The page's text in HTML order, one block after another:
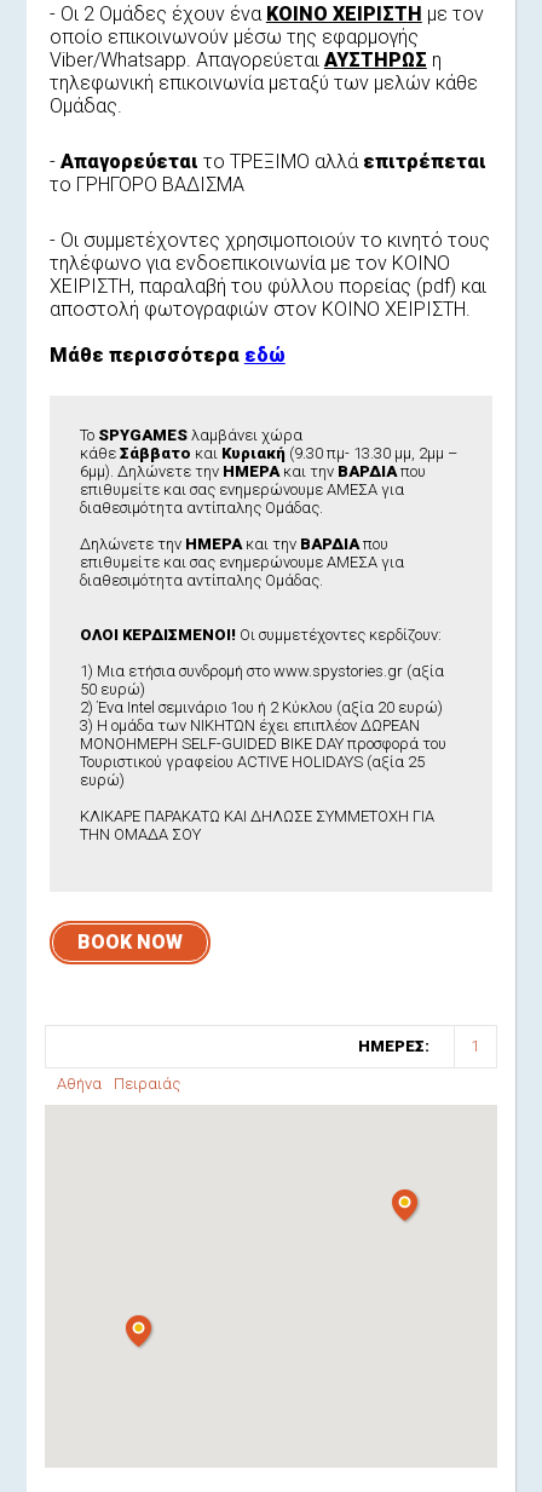
- Οι 2 Ομάδες έχουν ένα ΚΟΙΝΟ ΧΕΙΡΙΣΤΗ με τον
οποίο επικοινωνούν μέσω της εφαρμογής
Viber/Whatsapp. Aπαγορεύεται ΑΥΣΤΗΡΩΣ η
τηλεφωνική επικοινωνία μεταξύ των μελών κάθε
Ομάδας.
- Απαγορεύεται το ΤΡΕΞΙΜΟ αλλά επιτρέπεται
το ΓΡΗΓΟΡΟ ΒΑΔΙΣΜΑ
- Οι συμμετέχοντες χρησιμοποιούν το κινητό τους
τηλέφωνο για ενδοεπικοινωνία με τον ΚΟΙΝO
ΧΕΙΡΙΣΤΗ, παραλαβή του φύλλου πορείας (pdf) και
αποστολή φωτογραφιών στον ΚΟΙΝΟ ΧΕΙΡΙΣΤΗ.
Μάθε περισσότερα εδώ
Το SPYGAMESλαμβάνει χώρα
κάθε Σάββατο και Κυριακή(9.30 πμ- 13.30 μμ, 2μμ –
6μμ). Δηλώνετε την ΗΜΕΡΑκαι την ΒΑΡΔΙΑπου
επιθυμείτε και σας ενημερώνουμε ΑΜΕΣΑ για
διαθεσιμότητα αντίπαλης Ομάδας.
Δηλώνετε την ΗΜΕΡΑκαι την ΒΑΡΔΙΑπου
επιθυμείτε και σας ενημερώνουμε ΑΜΕΣΑ για
διαθεσιμότητα αντίπαλης Ομάδας.
ΟΛΟΙ ΚΕΡΔΙΣΜΕΝΟΙ!Οι συμμετέχοντες κερδίζουν:
1) Μια ετήσια συνδρομή στο www.spystories.gr (αξία
50 ευρώ)
2) Ένα Intel σεμινάριο 1ου ή 2 Κύκλου (αξία 20 ευρώ)
3) Η ομάδα των ΝΙΚΗΤΩΝ έχει επιπλέον ΔΩΡΕΑΝ
ΜΟΝΟΗΜΕΡΗ SELF-GUIDED BIKE DAY προσφορά του
Τουριστικού γραφείου ACTIVE HOLIDAYS (αξία 25
ευρώ)
ΚΛΙΚΑΡΕ ΠΑΡΑΚΑΤΩ ΚΑΙ ΔΗΛΩΣΕ ΣΥΜΜΕΤΟΧΗ ΓΙΑ
ΤΗΝ ΟΜΑΔΑ ΣΟΥ
BOOK NOW
ΗΜΕΡΕΣ: 1
Αθήνα Πειραιάς